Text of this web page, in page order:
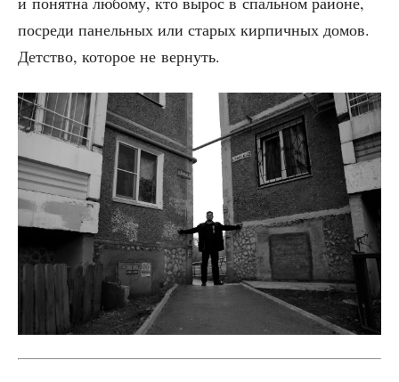
посре­ди панель­ных или ста­рых кир­пич­ных домов.
Дет­ство, кото­рое не вернуть.